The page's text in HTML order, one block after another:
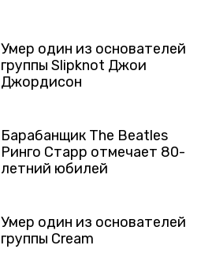
Умер один из основателей
группы Slipknot Джои
Джордисон
Барабанщик The Beatles
Ринго Старр отмечает 80-
летний юбилей
Умер один из основателей
группы Cream